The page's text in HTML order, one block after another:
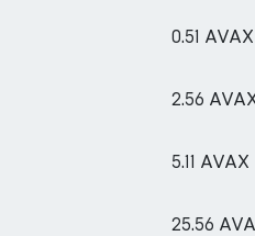
0.51 AVAX
2.56
5.11 AVAX
25.56